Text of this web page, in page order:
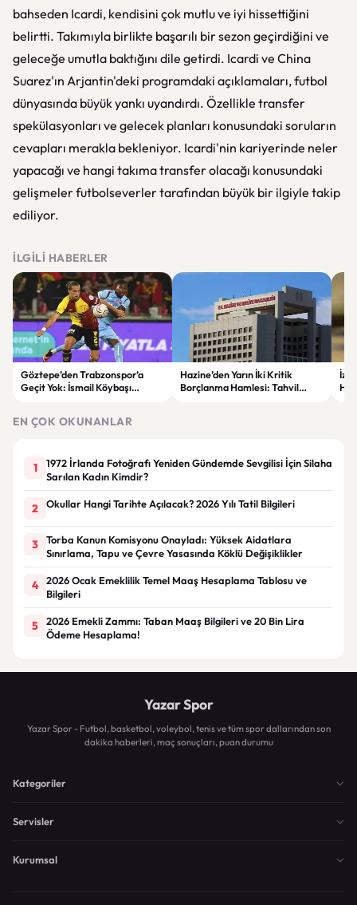
bahseden Icardi, kendisini çok mutlu ve iyi hissettiğini
belirtti. Takımıyla birlikte başarılı bir sezon geçirdiğini ve
geleceğe umutla baktığını dile getirdi. Icardi ve China
Suarez'ın Arjantin'deki programdaki açıklamaları, futbol
dünyasında büyük yankı uyandırdı. Özellikle transfer
spekülasyonları ve gelecek planları konusundaki soruların
cevapları merakla bekleniyor. Icardi'nin kariyerinde neler
yapacağı ve hangi takıma transfer olacağı konusundaki
gelişmeler futbolseverler tarafından büyük bir ilgiyle takip
ediliyor.
İLGILI HABERLER
Göztepe’den Trabzonspor’a
Geçit Yok: İsmail Köybaşı
Hazine’den Yarın İki Kritik
Borçlanma Hamlesi: Tahvil
EN ÇOK OKUNANLAR
1
1972 İrlanda Fotoğrafı Yeniden Gündemde Sevgilisi İçin Silaha
Sarılan Kadın Kimdir?
2 Okullar Hangi Tarihte Açılacak? 2026 Yılı Tatil Bilgileri
3
Torba Kanun Komisyonu Onayladı: Yüksek Aidatlara
Sınırlama, Tapu ve Çevre Yasasında Köklü Değişiklikler
4
2026 Ocak Emeklilik Temel Maaş Hesaplama Tablosu ve
Bilgileri
5
2026 Emekli Zammı: Taban Maaş Bilgileri ve 20 Bin Lira
Ödeme Hesaplama!
Yazar Spor
Yazar Spor - Futbol, basketbol, voleybol, tenis ve tüm spor dallarından son
dakika haberleri, maç sonuçları, puan durumu
Kategoriler
Servisler
Kurumsal